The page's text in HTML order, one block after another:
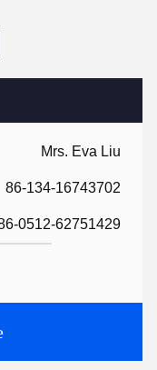
Mrs. Eva Liu
86-134-16743702
0512-62751429